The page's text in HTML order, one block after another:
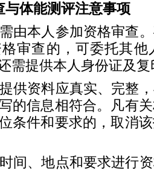
与体能测评注意事项
由本人参加资格审查
审查的，可委托其他
需提供本人身份证及复
供资料应真实、完整
的信息相符合。凡有
条件和要求的，取消
间、地点和要求进行